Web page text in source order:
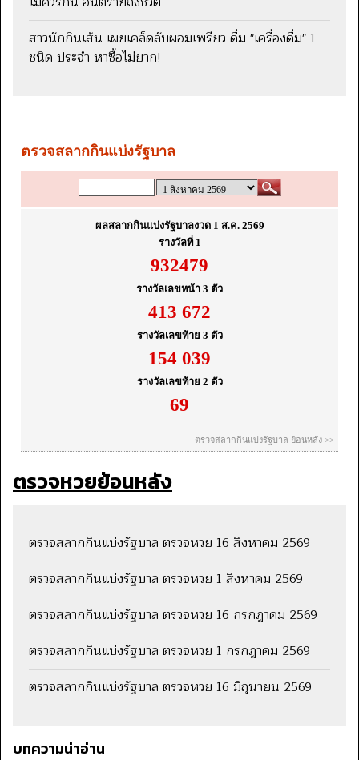
สาวนักกินเส้น เผยเคล็ดลับผอมเพรียว ดื่ม "เครื่องดื่ม" 1
ชนิด ประจำ หาซื้อไม่ยาก!
ตรวจหวยย้อนหลัง
ตรวจสลากกินแบ่งรัฐบาล ตรวจหวย 16 สิงหาคม 2569
ตรวจสลากกินแบ่งรัฐบาล ตรวจหวย 1 สิงหาคม 2569
ตรวจสลากกินแบ่งรัฐบาล ตรวจหวย 16 กรกฎาคม 2569
ตรวจสลากกินแบ่งรัฐบาล ตรวจหวย 1 กรกฎาคม 2569
ตรวจสลากกินแบ่งรัฐบาล ตรวจหวย 16 มิถุนายน 2569
บทความน่าอ่าน